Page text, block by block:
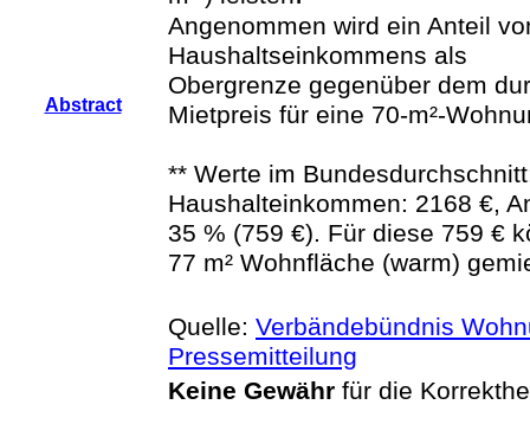
Abstract
Angenommen wird ein Anteil
Haushaltseinkommens als
Obergrenze gegenüber dem
Mietpreis für eine 70-m²-
** Werte im
Haushalteinkommen: 2168 €,
35 % (759 €). Für diese 759 €
77 m² Wohnfläche (warm)
Quelle: Verbändebündnis
Pressemitteilung
Keine Gewähr für die